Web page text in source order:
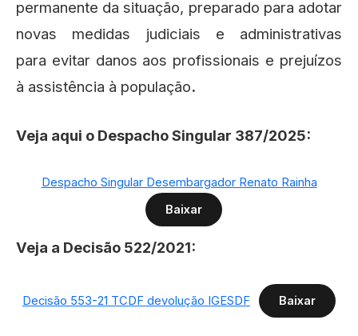
permanente da situação, preparado para adotar
novas medidas judiciais e administrativas
para evitar danos aos profissionais e prejuízos
à assistência à população.
Veja aqui o Despacho Singular 387/2025:
Despacho Singular Desembargador Renato Rainha
Baixar
Veja a Decisão 522/2021:
Decisão 553-21 TCDF devolução IGESDF Baixar